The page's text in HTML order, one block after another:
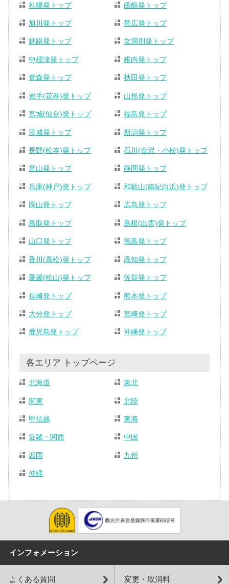
札幌発トップ 函館発トップ
旭川発トップ 帯広発トップ
釧路発トップ 女満別発トップ
中標津発トップ 稚内発トップ
青森発トップ 秋田発トップ
岩手(花巻)発トップ 山形発トップ
宮城(仙台)発トップ 福島発トップ
茨城発トップ 新潟発トップ
長野(松本)発トップ 石川(金沢・小松)発トップ
富山発トップ 静岡発トップ
兵庫(神戸)発トップ 和歌山(南紀白浜)発トップ
岡山発トップ 広島発トップ
鳥取発トップ 島根(出雲)発トップ
山口発トップ 徳島発トップ
香川(高松)発トップ 高知発トップ
愛媛(松山)発トップ 佐賀発トップ
長崎発トップ 熊本発トップ
大分発トップ 宮崎発トップ
鹿児島発トップ 沖縄発トップ
各エリア トップページ
北海道 東北
関東 北陸
甲信越 東海
近畿・関西 中国
四国 九州
沖縄
インフォメーション
よくある質問 変更・取消料